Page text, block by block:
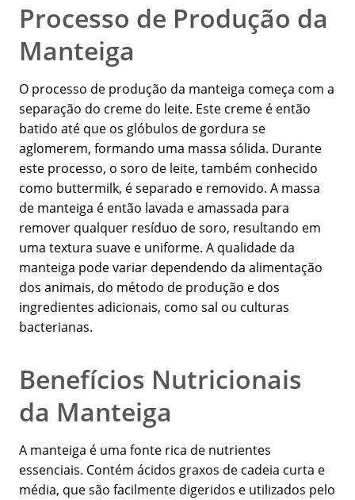
Processo de Produção da
Manteiga
O processo de produção da manteiga começa com a
separação do creme do leite. Este creme é então
batido até que os glóbulos de gordura se
aglomerem, formando uma massa sólida. Durante
este processo, o soro de leite, também conhecido
como buttermilk, é separado e removido. A massa
de manteiga é então lavada e amassada para
remover qualquer resíduo de soro, resultando em
uma textura suave e uniforme. A qualidade da
manteiga pode variar dependendo da alimentação
dos animais, do método de produção e dos
ingredientes adicionais, como sal ou culturas
bacterianas.
Benefícios Nutricionais
da Manteiga
A manteiga é uma fonte rica de nutrientes
essenciais. Contém ácidos graxos de cadeia curta e
média, que são facilmente digeridos e utilizados pelo